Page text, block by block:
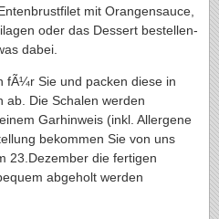
mit Orangensauce,
oder das Dessert bestellen-
dabei.
fÃ¼r Sie und packen diese in
Die Schalen werden
Garhinweis (inkl. Allergene
bekommen Sie von uns
23.Dezember die fertigen
abgeholt werden